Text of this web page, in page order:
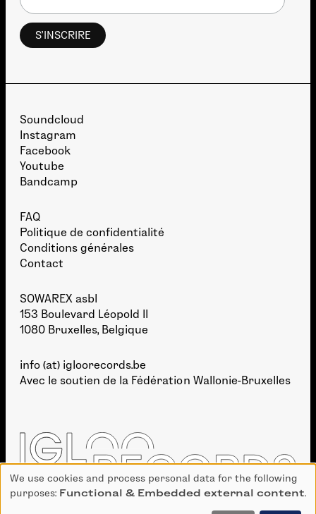
Soundcloud
Instagram
Facebook
Youtube
Bandcamp
FAQ
Politique de confidentialité
Conditions générales
Contact
SOWAREX asbl
153 Boulevard Léopold II
1080 Bruxelles, Belgique
info (at) igloorecords.be
Avec le soutien de la Fédération Wallonie-Bruxelles
Use
of
We use cookies and process personal data for the following
purposes: Functional & Embedded external content.